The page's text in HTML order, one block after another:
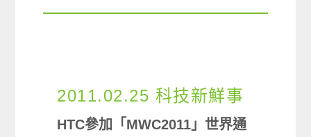
2011.02.25 科技新鮮事
HTC參加「MWC2011」世界通